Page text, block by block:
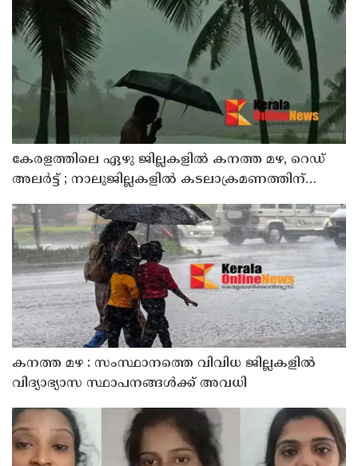
കേരളത്തിലെ ഏഴു ജില്ലകളിൽ കനത്ത മഴ, റെഡ്
അലർട്ട് ; നാലുജില്ലകളിൽ കടലാക്രമണത്തിന്
സാധ്യത
കനത്ത മഴ : സംസ്ഥാനത്തെ വിവിധ ജില്ലകളിൽ
വിദ്യാഭ്യാസ സ്ഥാപനങ്ങൾക്ക് അവധി